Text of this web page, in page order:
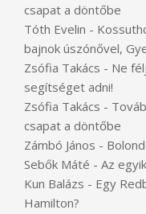
csapat a döntőbe
Tóth Evelin -
bajnok úszónővel,
Zsófia Takács - Ne
segítséget adni!
Zsófia Takács -
csapat a döntőbe
Zámbó János -
Sebők Máté - Az
Kun Balázs - Egy
Hamilton?